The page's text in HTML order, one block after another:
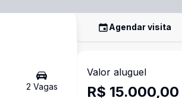
2 Vagas
Agendar visita
Valor aluguel
R$ 15.000,00